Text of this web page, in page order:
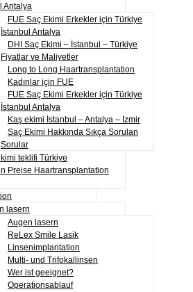
Antalya
FUE Saç Ekimi Erkekler için Türkiye
İstanbul Antalya
DHI Saç Ekimi – İstanbul – Türkiye
Fiyatlar ve Maliyetler
Long to Long Haartransplantation
Kadınlar için FUE
FUE Saç Ekimi Erkekler için Türkiye
İstanbul Antalya
Kaş ekimi İstanbul – Antalya – İzmir
Saç Ekimi Hakkında Sıkça Sorulan
Sorular
teklifi Türkiye
Preise Haartransplantation
lasern
Augen lasern
ReLex Smile Lasik
Linsenimplantation
Multi- und Trifokallinsen
Wer ist geeignet?
Operationsablauf